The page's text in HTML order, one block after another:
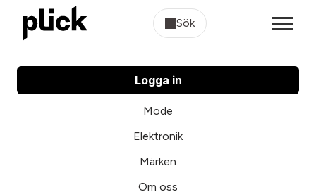
Sök
Logga in
Mode
Elektronik
Märken
Om oss